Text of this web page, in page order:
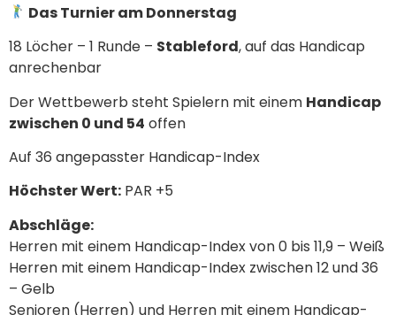
Das Turnier am Donnerstag
18 Löcher – 1 Runde – Stableford, auf das Handicap
anrechenbar
Der Wettbewerb steht Spielern mit einem Handicap
zwischen 0 und 54 offen
Auf 36 angepasster Handicap-Index
Höchster Wert: PAR +5
Abschläge:
Herren mit einem Handicap-Index von 0 bis 11,9 – Weiß
Herren mit einem Handicap-Index zwischen 12 und 36
– Gelb
Senioren (Herren) und Herren mit einem Handicap-